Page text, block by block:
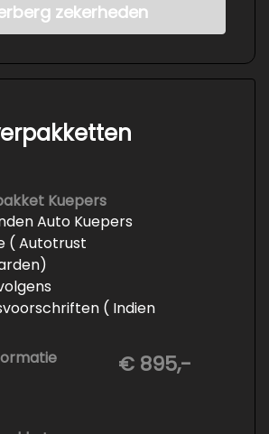
zekerheden
Kuepers
Auto Kuepers
( Autotrust
( Indien
6 maanden APK
3 mm banden profiel
€ 895,-